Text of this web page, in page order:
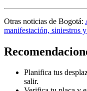
Otras noticias de Bogotá:
manifestación, siniestros
Planifica tus
salir.